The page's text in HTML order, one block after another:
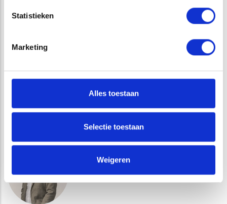
Statistieken
Marketing
Alles toestaan
Selectie toestaan
Weigeren
GEOFYSISCH ONDERZOEK
Commercieel directeur